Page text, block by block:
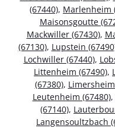
(67440), Marlenheim
Maisonsgoutte
Mackwiller (67430),
(67130), Lupstein
Lochwiller (67440),
Littenheim (67490),
(67380),
Leutenheim (67480),
(67140),
Langensoultzbach